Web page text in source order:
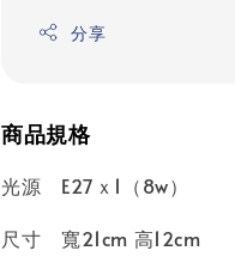
分享
商品規格
光源 E27ｘ1（8w）
尺寸 寬21cm 高12cm